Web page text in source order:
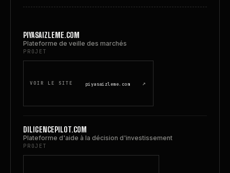
PIYASAIZLEME.COM
Plateforme de veille des marchés
PROJET
VOIR LE SITE piyasaizleme.com ↗
DILIGENCEPILOT.COM
Plateforme d'aide à la décision d'investissement
PROJET